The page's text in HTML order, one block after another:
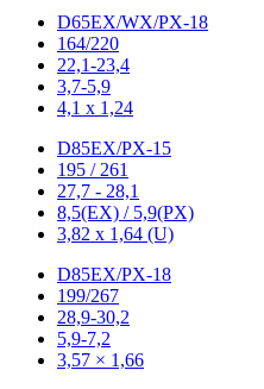
D65EX/WX/PX-18
164/220
22,1-23,4
3,7-5,9
4,1 x 1,24
D85EX/PX-15
195 / 261
27,7 - 28,1
8,5(EX) / 5,9(PX)
3,82 x 1,64 (U)
D85EX/PX-18
199/267
28,9-30,2
5,9-7,2
3,57 × 1,66